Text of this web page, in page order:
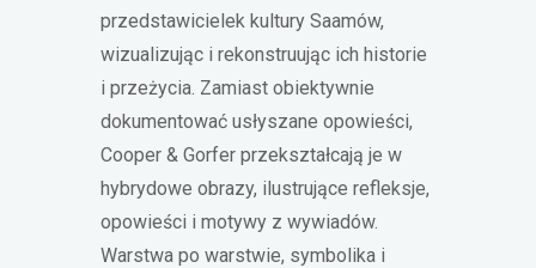
przedstawicielek kultury Saamów,
wizualizując i rekonstruując ich historie
i przeżycia. Zamiast obiektywnie
dokumentować usłyszane opowieści,
Cooper & Gorfer przekształcają je w
hybrydowe obrazy, ilustrujące refleksje,
opowieści i motywy z wywiadów.
Warstwa po warstwie, symbolika i